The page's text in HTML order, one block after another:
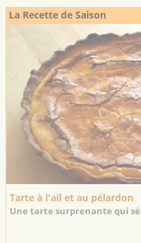
La Recette de Saison
Tarte à l'ail et au pélardon
Une tarte surprenante qui